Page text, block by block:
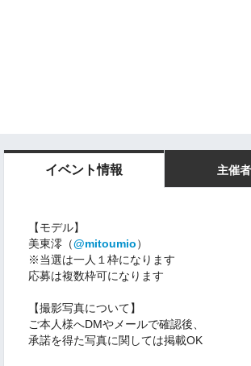
イベント情報 主催
【モデル】
美東澪（@mitoumio）
※当選は一人１枠になります
応募は複数枠可になります
【撮影写真について】
ご本人様へDMやメールで確認後、
承諾を得た写真に関しては掲載OK